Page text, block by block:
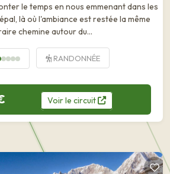
le temps en nous emmenant dans les
là où l'ambiance est restée la même
chemine autour du...
RANDONNÉE
Voirle circuit